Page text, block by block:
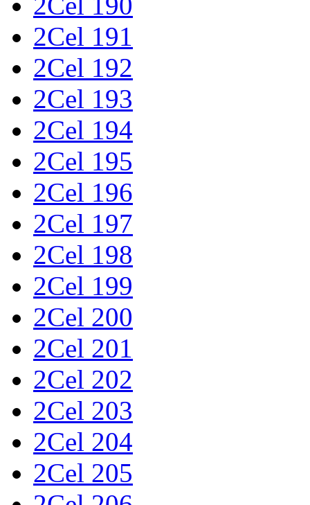
2Cel 191
2Cel 192
2Cel 193
2Cel 194
2Cel 195
2Cel 196
2Cel 197
2Cel 198
2Cel 199
2Cel 200
2Cel 201
2Cel 202
2Cel 203
2Cel 204
2Cel 205